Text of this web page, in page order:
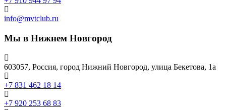
info@mvtclub.ru
Мы в Нижнем Новгород
603057, Россия, город Нижний Новгород, улица Бекетова, 1а
+7 831 462 18 14
+7 920 253 68 83